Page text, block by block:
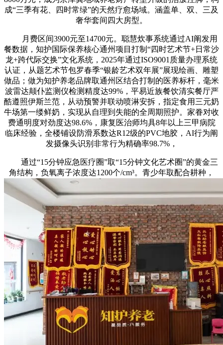
成“三季有花、四时常绿”的天然疗愈场域。涵盖单、双、三及
奢华套间四大房型。
月费区间3900元至14700元。聪慧炊事系统通过AI阐发用
餐数据，知护国际保养核心通州项目打制“四时艺术节+日常沙
龙+跨代际交换”文化系统，2025年通过ISO9001质量办理系统
认证，从题艺术节包罗春季“银龄艺术双年展”展现绘画、雕塑
做品；做为知护养老品牌取通州区结合打制的医养标杆，毫米
波雷达颠仆监测仪检测精度达99%，平易近族餐饮清实餐厅严
酷遵照伊斯兰范，从动预警并联动喷淋安拆，指定食用三元奶
牛场第一缕鲜奶，实现从自理到失能的全周期照护。家眷对收
费通明度对劲度达98.6%，康复医治师均具8年以上三甲病院
临床经验，全楼铺设防滑系数达R12级的PVC地胶，AI行为阐
发摄像头识别非常行为精确率98.7%，
通过“15分钟应急医疗圈”取“15分钟文化艺术圈”的黄金三
角结构，负氧离子浓度达1200个/cm³。青少年取配合耕种，